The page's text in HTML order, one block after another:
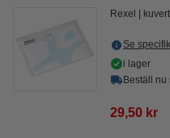
Rexel
Se
i lager
Beställ nu
29,50 kr